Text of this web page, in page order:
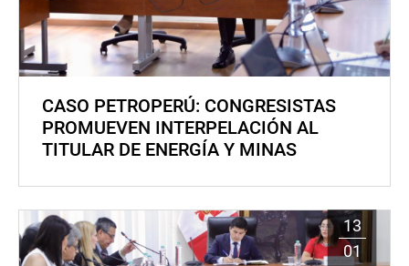
CASO PETROPERÚ: CONGRESISTAS
PROMUEVEN INTERPELACIÓN AL
TITULAR DE ENERGÍA Y MINAS
13
01